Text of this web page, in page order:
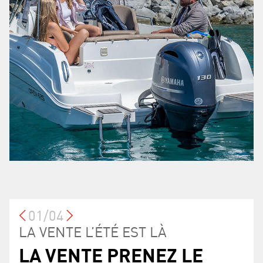
LA VENTE L’ÉTÉ EST LÀ
LA VENTE PRENEZ LE
LA VENTE PRENEZ LE LARGE
TAUX DE FINANCEMENT
L'ÉTÉ COMMENCE MAINTENANT
OFFRE DE GARANTIE DE
PROGRAMME DE
FIDÉLISATION
01/04